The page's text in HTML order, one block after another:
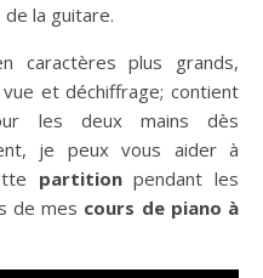
la guitare.
plus grands,
et déchiffrage; contient
les deux mains dès
je peux vous aider à
partitionpendant les
de mes cours de piano à